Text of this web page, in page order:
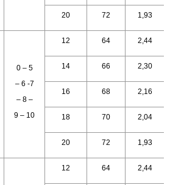
20 72 1,93
0 – 5
– 6 -7
– 8 –
9 – 10
12 64 2,44
14 66 2,30
16 68 2,16
18 70 2,04
20 72 1,93
12 64 2,44